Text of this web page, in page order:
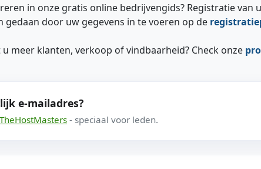
in onze gratis online bedrijvengids? Registratie van
door uw gegevens in te voeren op de
meer klanten, verkoop of vindbaarheid? Check onze
e-mailadres?
TheHostMasters - speciaal voor leden.